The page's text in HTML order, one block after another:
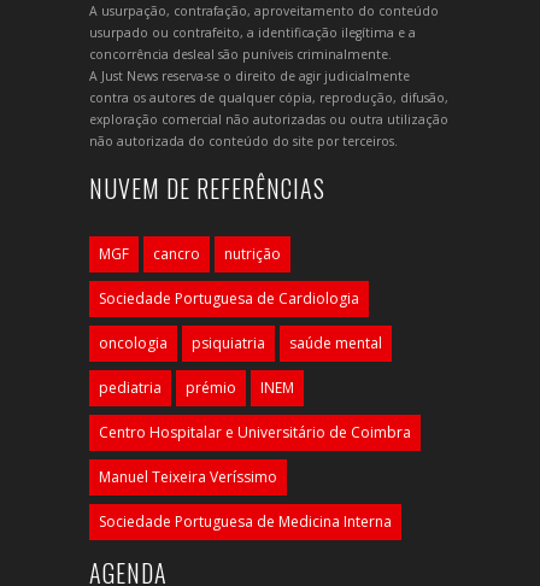
A usurpação, contrafação, aproveitamento do conteúdo
usurpado ou contrafeito, a identificação ilegítima e a
concorrência desleal são puníveis criminalmente.
A Just News reserva-se o direito de agir judicialmente
contra os autores de qualquer cópia, reprodução, difusão,
exploração comercial não autorizadas ou outra utilização
não autorizada do conteúdo do site por terceiros.
NUVEM DE REFERÊNCIAS
MGF cancro nutrição
Sociedade Portuguesa de Cardiologia
oncologia psiquiatria saúde mental
pediatria prémio INEM
Centro Hospitalar e Universitário de Coimbra
Manuel Teixeira Veríssimo
Sociedade Portuguesa de Medicina Interna
AGENDA